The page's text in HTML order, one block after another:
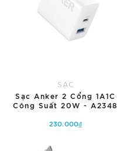
SẠC
Sạc Anker 2 Cổng 1A1C
Công Suất 20W - A2348
230.000₫
Tùy chọn